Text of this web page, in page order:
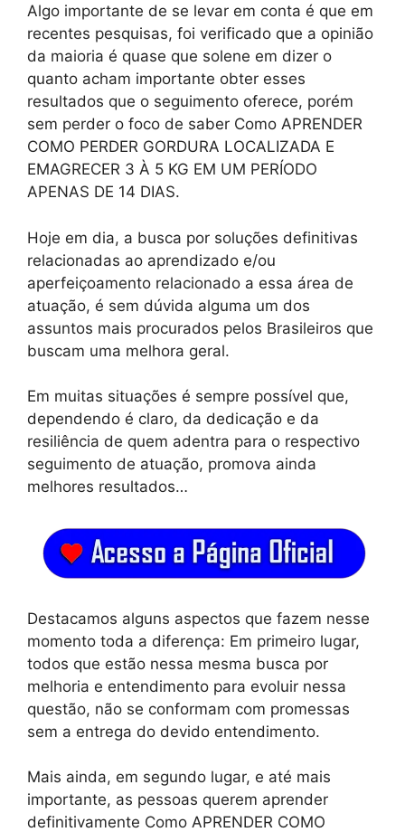
Algo importante de se levar em conta é que em
recentes pesquisas, foi verificado que a opinião
da maioria é quase que solene em dizer o
quanto acham importante obter esses
resultados que o seguimento oferece, porém
sem perder o foco de saber Como APRENDER
COMO PERDER GORDURA LOCALIZADA E
EMAGRECER 3 À 5 KG EM UM PERÍODO
APENAS DE 14 DIAS.
Hoje em dia, a busca por soluções definitivas
relacionadas ao aprendizado e/ou
aperfeiçoamento relacionado a essa área de
atuação, é sem dúvida alguma um dos
assuntos mais procurados pelos Brasileiros que
buscam uma melhora geral.
Em muitas situações é sempre possível que,
dependendo é claro, da dedicação e da
resiliência de quem adentra para o respectivo
seguimento de atuação, promova ainda
melhores resultados…
Destacamos alguns aspectos que fazem nesse
momento toda a diferença: Em primeiro lugar,
todos que estão nessa mesma busca por
melhoria e entendimento para evoluir nessa
questão, não se conformam com promessas
sem a entrega do devido entendimento.
Mais ainda, em segundo lugar, e até mais
importante, as pessoas querem aprender
definitivamente Como APRENDER COMO